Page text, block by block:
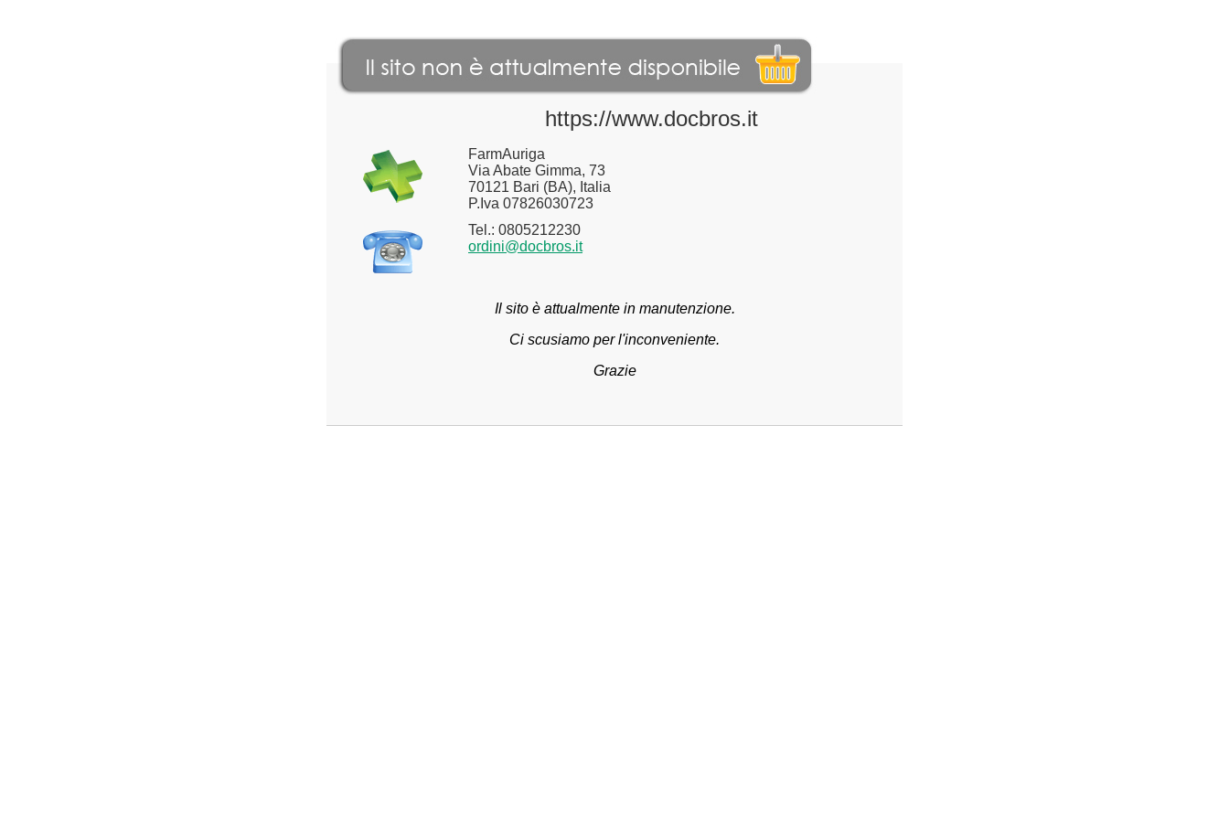
https://www.docbros.it
FarmAuriga
Via Abate Gimma, 73
70121 Bari (BA), Italia
P.Iva 07826030723
Tel.: 0805212230
ordini@docbros.it
Il sito è attualmente in manutenzione.
Ci scusiamo per l'inconveniente.
Grazie